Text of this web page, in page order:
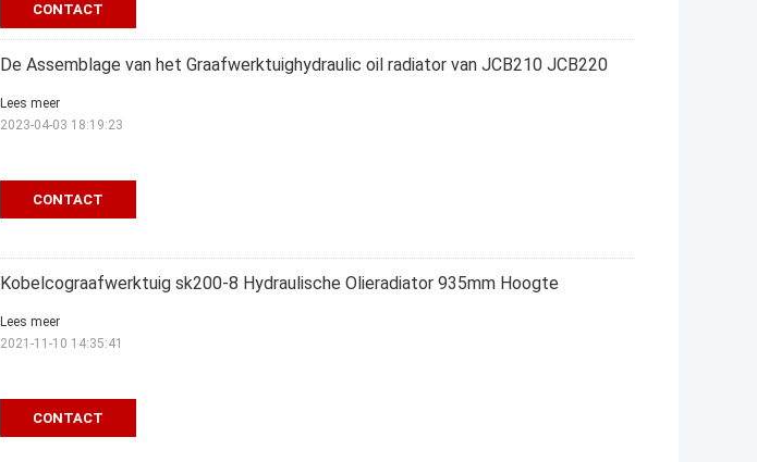
CONTACT
De Assemblage van het Graafwerktuighydraulic oil radiator van JCB210 JCB220
CONTACT
Lees meer
2023-04-03 18:19:23
Kobelcograafwerktuig sk200-8 Hydraulische Olieradiator 935mm Hoogte
CONTACT
Lees meer
2021-11-10 14:35:41